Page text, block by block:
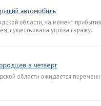
автомобиль
области, на момент
существовала угроза гаражу.
в четверг
области ожидается